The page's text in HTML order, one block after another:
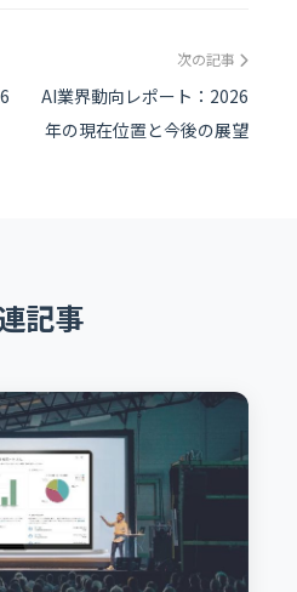
次の記事
AI業界動向レポート：2026
年の現在位置と今後の展望
記事